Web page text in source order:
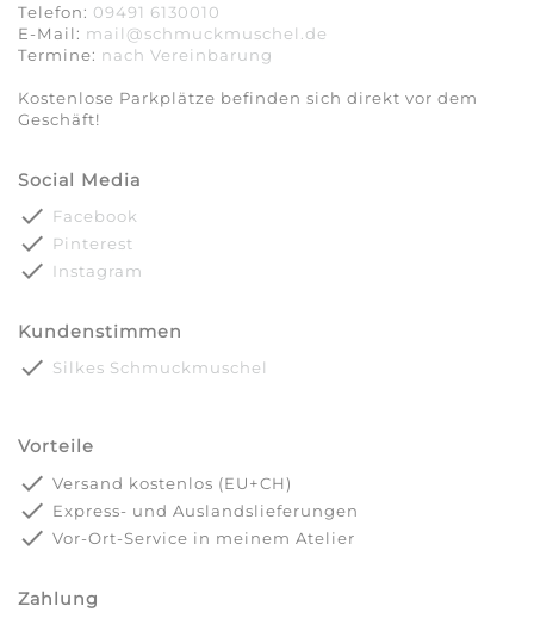
Telefon: 09491 6130010
E-Mail: mail@schmuckmuschel.de
Termine: nach Vereinbarung​​​​​​​
Kostenlose Parkplätze befinden sich direkt vor dem
Geschäft!
Social Media
done Facebook
done Pinterest
done Instagram
Kundenstimmen
done Silkes Schmuckmuschel
Vorteile
done Versand kostenlos (EU+CH)
done Express- und Auslandslieferungen
done Vor-Ort-Service in meinem Atelier
Zahlung